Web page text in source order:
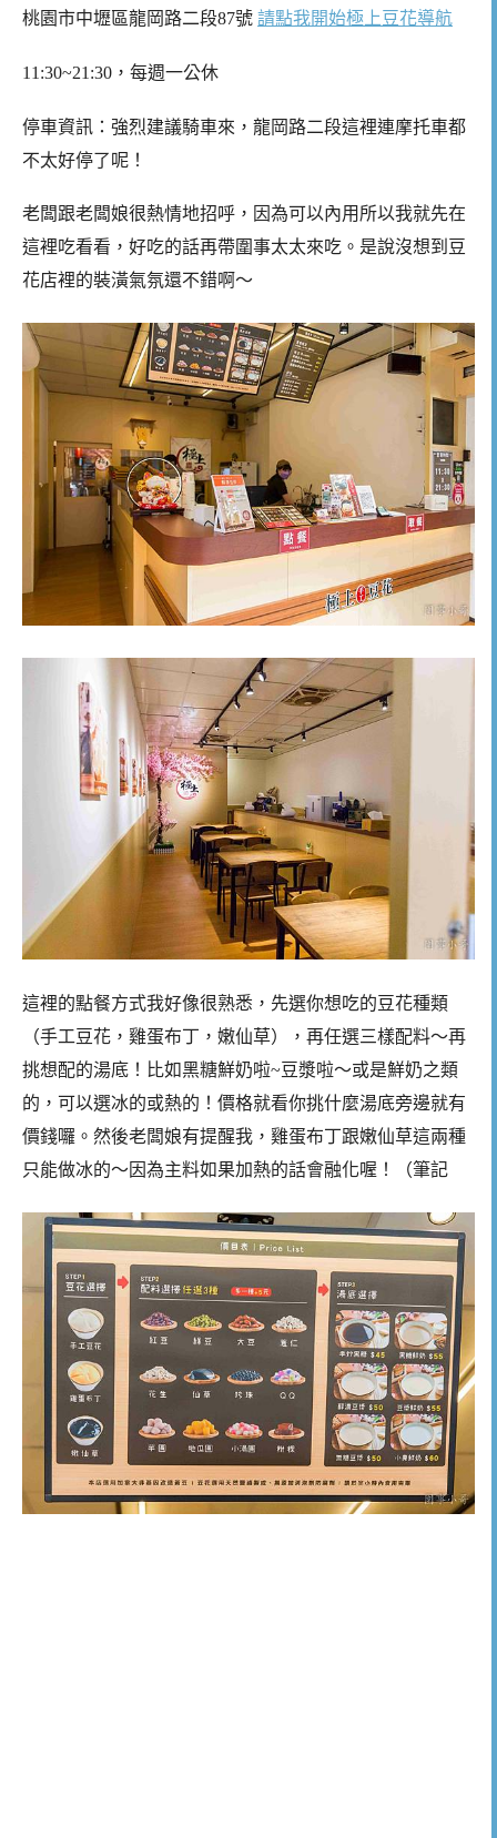
桃園市中壢區龍岡路二段87號 請點我開始極上豆花導航
11:30~21:30，每週一公休
停車資訊：強烈建議騎車來，龍岡路二段這裡連摩托車都
不太好停了呢！
老闆跟老闆娘很熱情地招呼，因為可以內用所以我就先在
這裡吃看看，好吃的話再帶圍事太太來吃。是說沒想到豆
花店裡的裝潢氣氛還不錯啊～
這裡的點餐方式我好像很熟悉，先選你想吃的豆花種類
（手工豆花，雞蛋布丁，嫩仙草），再任選三樣配料～再
挑想配的湯底！比如黑糖鮮奶啦~豆漿啦～或是鮮奶之類
的，可以選冰的或熱的！價格就看你挑什麼湯底旁邊就有
價錢囉。然後老闆娘有提醒我，雞蛋布丁跟嫩仙草這兩種
只能做冰的～因為主料如果加熱的話會融化喔！（筆記